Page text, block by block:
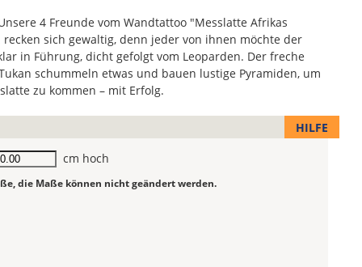
4 Freunde vom Wandtattoo "Messlatte Afrikas
recken sich gewaltig, denn jeder von ihnen möchte der
in Führung, dicht gefolgt vom Leoparden. Der freche
schummeln etwas und bauen lustige Pyramiden, um
zu kommen – mit Erfolg.
HILFE
cm hoch
die Maße können nicht geändert werden.